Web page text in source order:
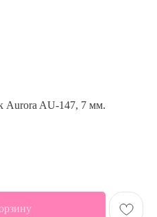
Aurora AU-147, 7 мм.